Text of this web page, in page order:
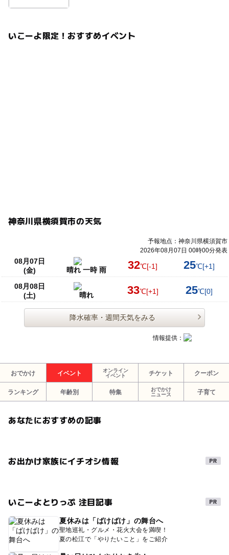
このイベントの受付は終了しました。
予約ページ
いこーよ限定！おすすめイベント
神奈川県横須賀市の天気
予報地点：神奈川県横須賀市
2026年08月07日 00時00分発表
08月07日
(金)
晴れ 一時 雨 32℃[-1] 25℃[+1]
08月08日
(土)
晴れ 33℃[+1] 25℃[0]
降水確率・週間天気をみる
情報提供：
おでかけ イベント
オンライン
イベント
チケット クーポン
ランキング 年齢別 特集
おでかけ
ニュース
子育て
あなたにおすすめの記事
お出かけ家族にイチオシ情報
いこーよとりっぷ 注目記事
夏休みは「ばけばけ」の舞台へ
聖地巡礼・グルメ・花火大会を満喫！
夏の松江で「やりたいこと」をご紹介